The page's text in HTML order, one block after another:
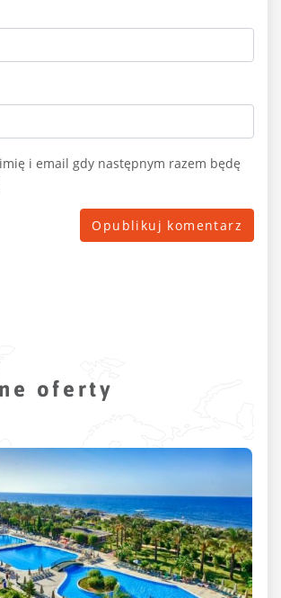
i email gdy następnym razem będę
oferty